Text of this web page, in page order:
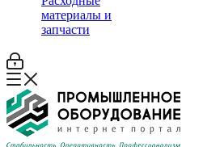
материалы и
запчасти